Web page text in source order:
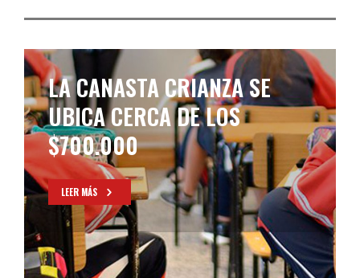
LA CANASTA CRIANZA SE
UBICA CERCA DE LOS
$700.000
LEER MÁS